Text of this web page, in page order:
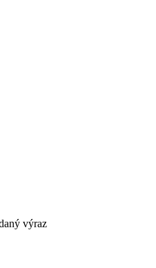
výraz